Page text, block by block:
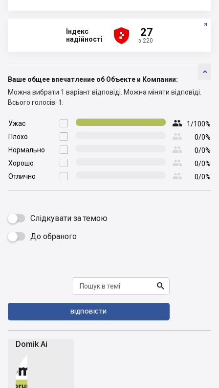
Індекс
надійності




 27
з 220

Ваше общее впечатление об Объекте и Компании:
Можна вибрати 1 варіант відповіді. Можна міняти відповіді.
Всього голосів: 1.

Ужас  1/100%

Плохо  0/0%

Нормально  0/0%

Хорошо  0/0%

Отлично  0/0%
Слідкувати за темою
 До обраного

ВІДПОВІСТИ
Domik Ai